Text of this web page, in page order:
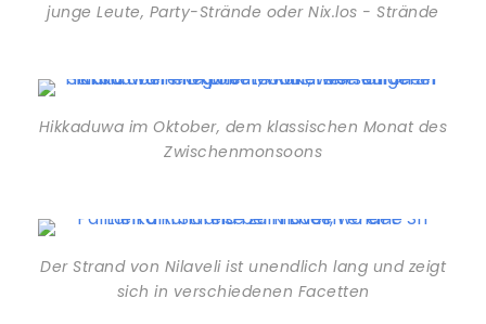
junge Leute, Party-Strände oder Nix.los - Strände
Hikkaduwa im Oktober, dem klassischen Monat des
Zwischenmonsoons
Der Strand von Nilaveli ist unendlich lang und zeigt
sich in verschiedenen Facetten